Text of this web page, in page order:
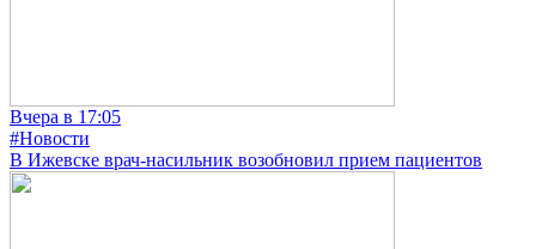
Вчера в 17:05
#Новости
В Ижевске врач-насильник возобновил прием пациентов